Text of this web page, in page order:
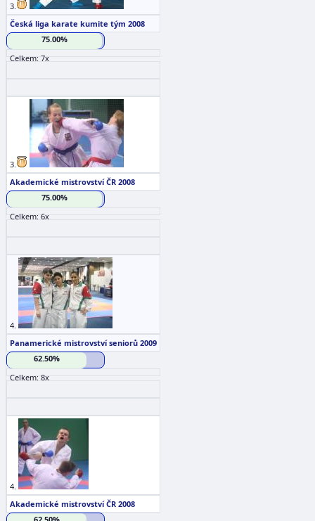
3.
Česká liga karate kumite tým 2008
75.00%
Celkem: 7x
3.
Akademické mistrovství ČR 2008
75.00%
Celkem: 6x
4.
Panamerické mistrovství seniorů 2009
62.50%
Celkem: 8x
4.
Akademické mistrovství ČR 2008